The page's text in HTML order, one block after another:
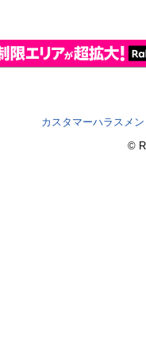
カスタマーハラスメ
©